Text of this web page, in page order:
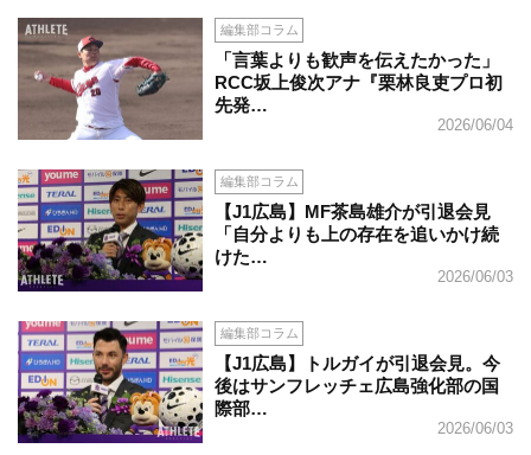
編集部コラム
「言葉よりも歓声を伝えたかった」
RCC坂上俊次アナ『栗林良吏プロ初
先発…
2026/06/04
編集部コラム
【J1広島】MF茶島雄介が引退会見
「自分よりも上の存在を追いかけ続
けた…
2026/06/03
編集部コラム
【J1広島】トルガイが引退会見。今
後はサンフレッチェ広島強化部の国
際部…
2026/06/03